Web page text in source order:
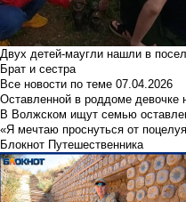
Двух детей-маугли нашли в
Брат и сестра
Все новости по теме 07.04.2026
Оставленной в роддоме
В Волжском ищут семью
«Я мечтаю проснуться от
Блокнот Путешественника